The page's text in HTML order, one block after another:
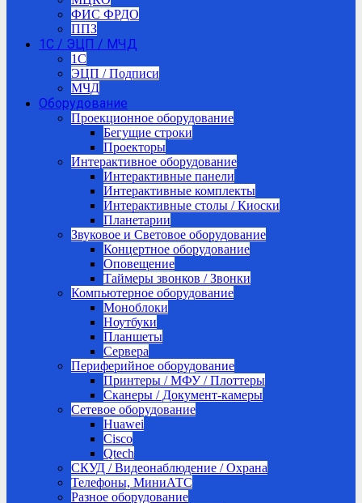
ФИС ФРДО
ППЗ
1С / ЭЦП / МЧД
1C
ЭЦП / Подписи
МЧД
Оборудование
Проекционное оборудование
Бегущие строки
Проекторы
Интерактивное оборудование
Интерактивные панели
Интерактивные комплекты
Интерактивные столы / Киоски
Планетарии
Звуковое и Световое оборудование
Концертное оборудование
Оповещение
Таймеры звонков / Звонки
Компьютерное оборудование
Моноблоки
Ноутбуки
Планшеты
Сервера
Периферийное оборудование
Принтеры / МФУ / Плоттеры
Сканеры / Документ-камеры
Сетевое оборудование
Huawei
Cisco
Qtech
СКУД / Видеонаблюдение / Охрана
Телефоны, МиниАТС
Разное оборудование